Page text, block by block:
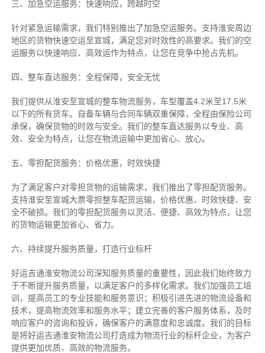
三、加急空运服务：快速响应，跨越时空
针对紧急运输需求，我们特别推出了加急空运服务。支持淮安周边
地区的货物快速空运至宣城，满足您对时效性的高要求。我们的空
运服务以快速响应、高效运作为特点，让您在竞争中抢占先机。
四、整车直达服务：全程保障，安全无忧
我们提供从淮安至宣城的整车物流服务，车型覆盖4.2米至17.5米
以下的所有货车。自备车辆与合同车辆双重保障，全程由保险公司
承保，确保货物的时效与安全。我们的整车直达服务以专业、高
效、安全为特点，让您在物流运输中更加省心、放心。
五、零担配货服务：价格优惠，时效快捷
为了满足客户对零担货物的运输需求，我们推出了零担配货服务。
支持淮安至宣城大票零担整车配货运输，价格优惠、时效快捷、安
全不破损。我们的零担配货服务以灵活、便捷、高效为特点，让您
的货物运输更加省心、省力。
六、持续提升服务质量，打造行业标杆
好运吉通淮安物流公司深知服务质量的重要性，因此我们始终致力
于不断提升服务质量，以满足客户的多样化需求。我们加强员工培
训，提高员工的专业技能和服务意识；积极引进先进的物流设备和
技术，提高物流效率和服务水平；建立完善的客户服务体系，及时
响应客户的咨询和投诉，确保客户的满意度和忠诚度。我们的目标
是将好运吉通淮安物流公司打造成为物流行业的标杆企业，为客户
提供更加优质、高效的物流服务。